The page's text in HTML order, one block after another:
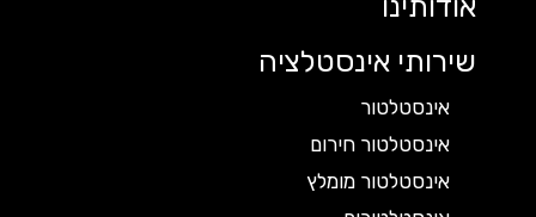
שירותי אינסטלציה
אינסטלטור
אינסטלטור חירום
אינסטלטור מומלץ